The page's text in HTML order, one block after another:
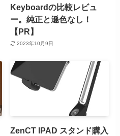
Keyboardの比較レビュ
ー。純正と遜色なし！
【PR】
2023年10月9日
ZenCT IPAD スタンド購入